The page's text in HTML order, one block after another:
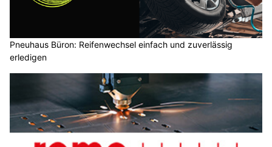
Pneuhaus Büron: Reifenwechsel einfach und zuverlässig
erledigen